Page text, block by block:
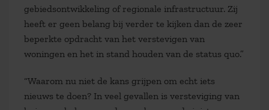
gebiedsontwikkeling of regionale infrastructuur. Zij
heeft er geen belang bij verder te kijken dan de zeer
beperkte opdracht van het verstevigen van
woningen en het in stand houden van de status quo.”
“Waarom nu niet de kans grijpen om echt iets
nieuws te doen? In veel gevallen is versteviging van